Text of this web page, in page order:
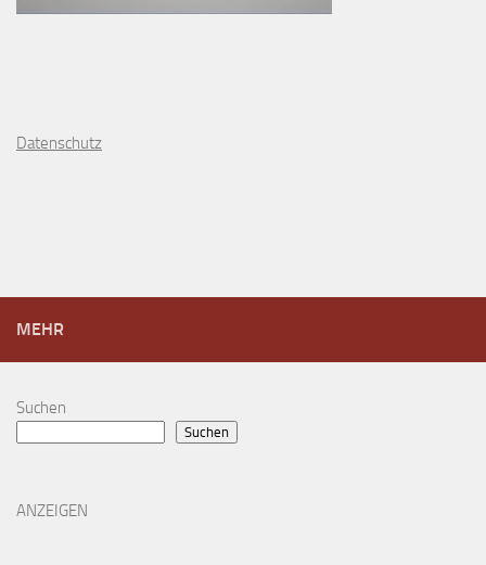
Datenschutz
MEHR
Suchen
Suchen
ANZEIGEN